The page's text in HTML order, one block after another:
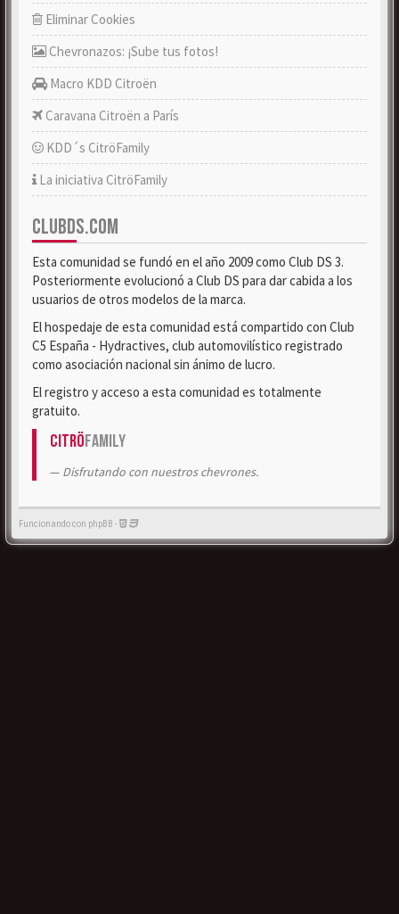
Eliminar Cookies
Chevronazos: ¡Sube tus fotos!
Macro KDD Citroën
Caravana Citroën a París
KDD´s CitröFamily
La iniciativa CitröFamily
CLUBDS.COM
Esta comunidad se fundó en el año 2009 como Club DS 3.
Posteriormente evolucionó a Club DS para dar cabida a los
usuarios de otros modelos de la marca.
El hospedaje de esta comunidad está compartido con Club
C5 España - Hydractives, club automovilístico registrado
como asociación nacional sin ánimo de lucro.
El registro y acceso a esta comunidad es totalmente
gratuito.
CitröFamily
Disfrutando con nuestros chevrones.
Funcionando con phpBB -